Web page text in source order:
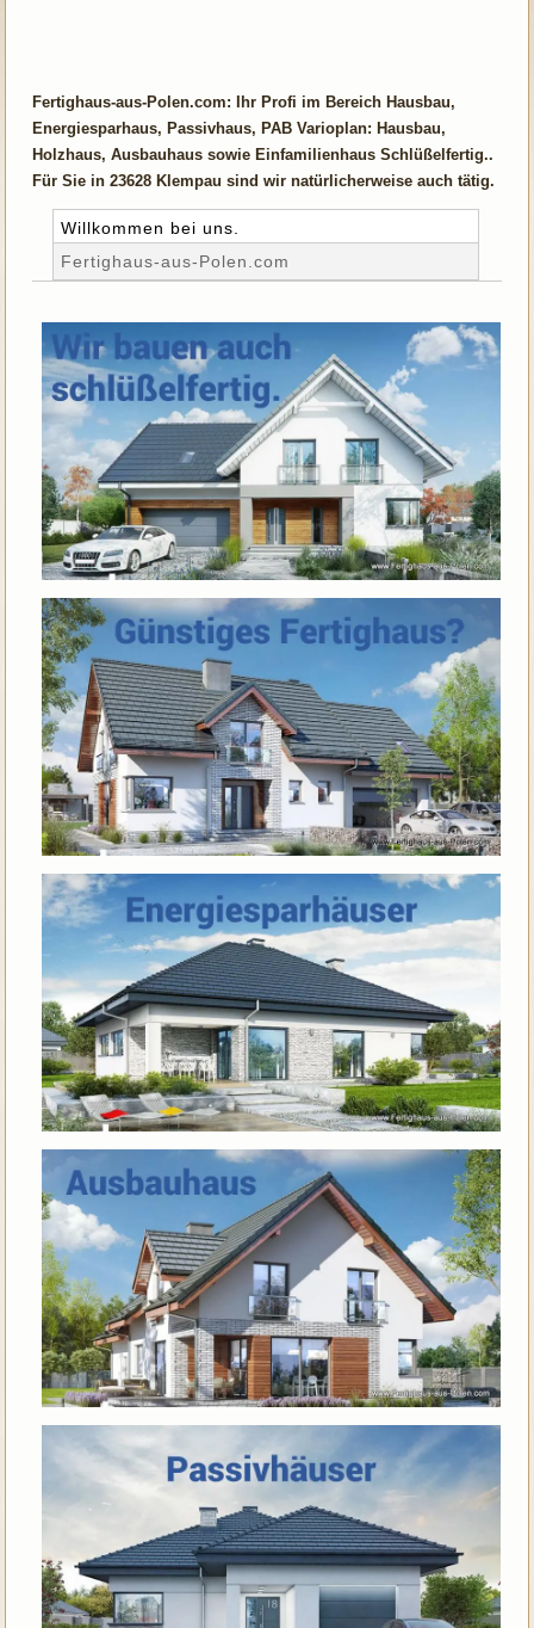
Fertighaus-aus-Polen.com: Ihr Profi im Bereich Hausbau,
Energiesparhaus, Passivhaus, PAB Varioplan: Hausbau,
Holzhaus, Ausbauhaus sowie Einfamilienhaus Schlüßelfertig..
Für Sie in 23628 Klempau sind wir natürlicherweise auch tätig.
Willkommen bei uns.
Fertighaus-aus-Polen.com